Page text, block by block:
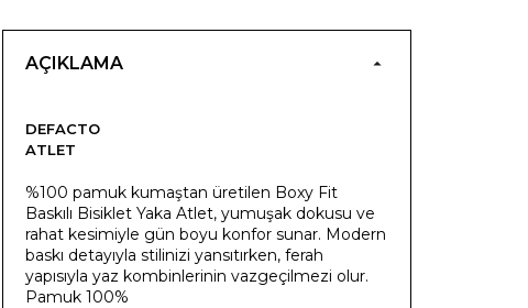
AÇIKLAMA
DEFACTO
ATLET
%100 pamuk kumaştan üretilen Boxy Fit
Baskılı Bisiklet Yaka Atlet, yumuşak dokusu ve
rahat kesimiyle gün boyu konfor sunar. Modern
baskı detayıyla stilinizi yansıtırken, ferah
yapısıyla yaz kombinlerinin vazgeçilmezi olur.
Pamuk 100%